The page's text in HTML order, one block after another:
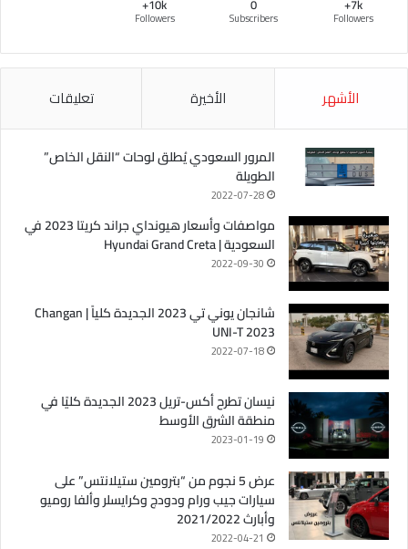
7k+
Followers
0
Subscribers
10k+
Followers
الأشهر الأخيرة تعليقات
المرور السعودي يُطلق لوحات “النقل الخاص”
الطويلة
2022-07-28
مواصفات وأسعار هيونداي جراند كريتا 2023 في
السعودية | Hyundai Grand Creta
2022-09-30
شانجان يوني تي 2023 الجديدة كلياً | Changan
UNI-T 2023
2022-07-18
نيسان تطرح أكس-تريل 2023 الجديدة كليًا في
منطقة الشرق الأوسط
2023-01-19
عرض 5 نجوم من “بترومين ستيلانتس” على
سيارات جيب ورام ودودج وكرايسلر وألفا روميو
وأبارث 2021/2022
2022-04-21